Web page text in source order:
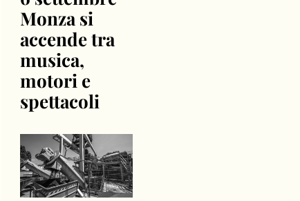
Monza si
accende tra
musica,
motori e
spettacoli